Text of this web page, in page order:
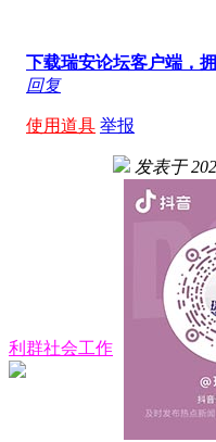
下载瑞安论坛客户端，
回复
使用道具 举报
利群社会工作
发表于